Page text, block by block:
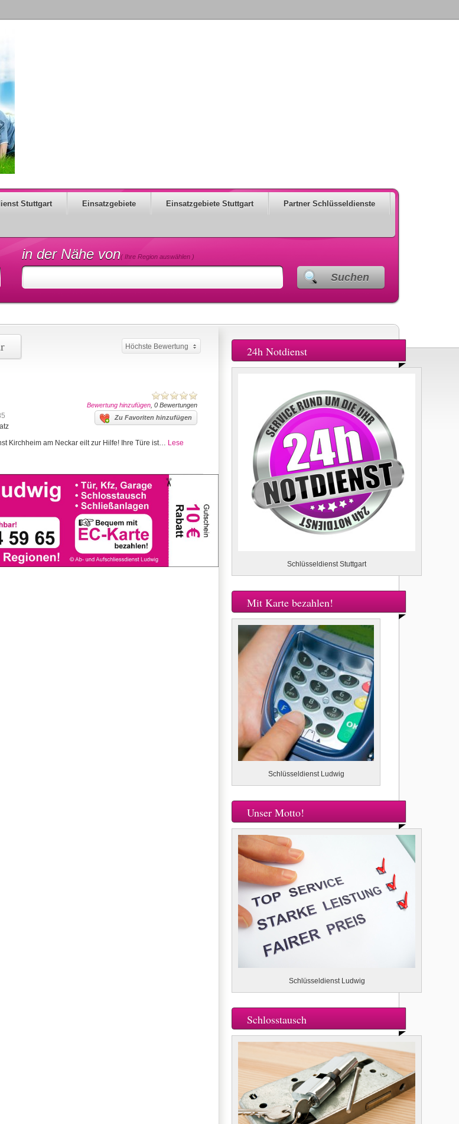
Stuttgart Einsatzgebiete Einsatzgebiete Stuttgart Partner Schlüsseldienste
in der Nähe von( Ihre Region auswählen )
Suchen
Höchste Bewertung
Bewertung hinzufügen , 0 Bewertungen
Zu Favoriten hinzufügen
Kirchheim am Neckar eilt zur Hilfe! Ihre Türe ist… Lese
24h Notdienst
Schlüsseldienst Stuttgart
Mit Karte bezahlen!
Schlüsseldienst Ludwig
Unser Motto!
Schlüsseldienst Ludwig
Schlosstausch